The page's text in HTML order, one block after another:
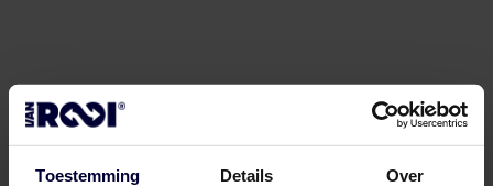
Toestemming Details Over
Pork
Retailers
Pig farmers
Quality marks & certificates
Not every product bears every quality mark; it
depends on the production location, origin